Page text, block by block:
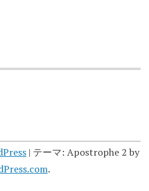
| テーマ: Apostrophe 2 by
.